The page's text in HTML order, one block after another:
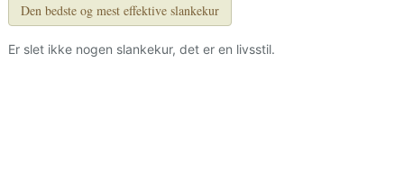
Den bedste og mest effektive slankekur
Er slet ikke nogen slankekur, det er en livsstil.